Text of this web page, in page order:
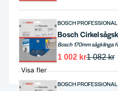
BOSCH PROFESSIONAL
1 082 kr
1 002 kr
BOSCH PROFESSIONAL
Visa fler